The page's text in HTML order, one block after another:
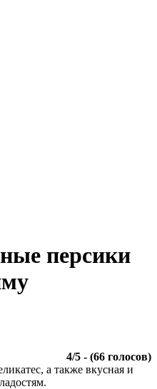
персики
4/5 - (66 голосов)
а также вкусная и